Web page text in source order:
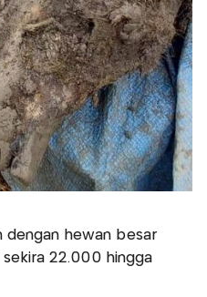
dengan hewan besar
sekira 22.000 hingga